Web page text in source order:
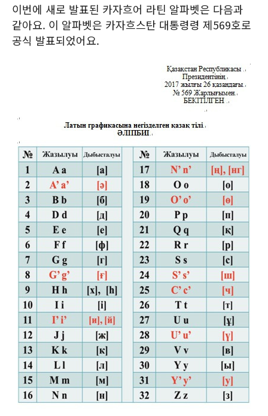
이번에 새로 발표된 카자흐어 라틴 알파벳은 다음과
같아요. 이 알파벳은 카자흐스탄 대통령령 제569호로
공식 발표되었어요.